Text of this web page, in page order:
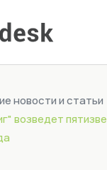
новости и статьи
возведет